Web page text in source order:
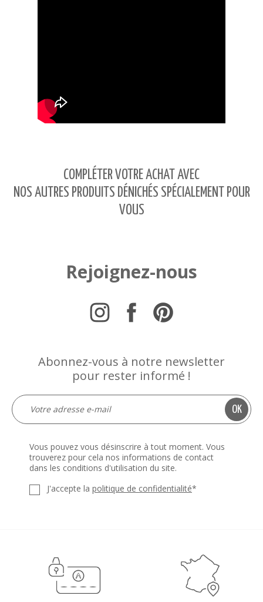
COMPLÉTER VOTRE ACHAT AVEC
NOS AUTRES PRODUITS DÉNICHÉS SPÉCIALEMENT POUR
VOUS
Rejoignez-nous
Abonnez-vous à notre newsletter
pour rester informé !
Vous pouvez vous désinscrire à tout moment. Vous
trouverez pour cela nos informations de contact
dans les conditions d'utilisation du site.
J'accepte la politique de confidentialité*